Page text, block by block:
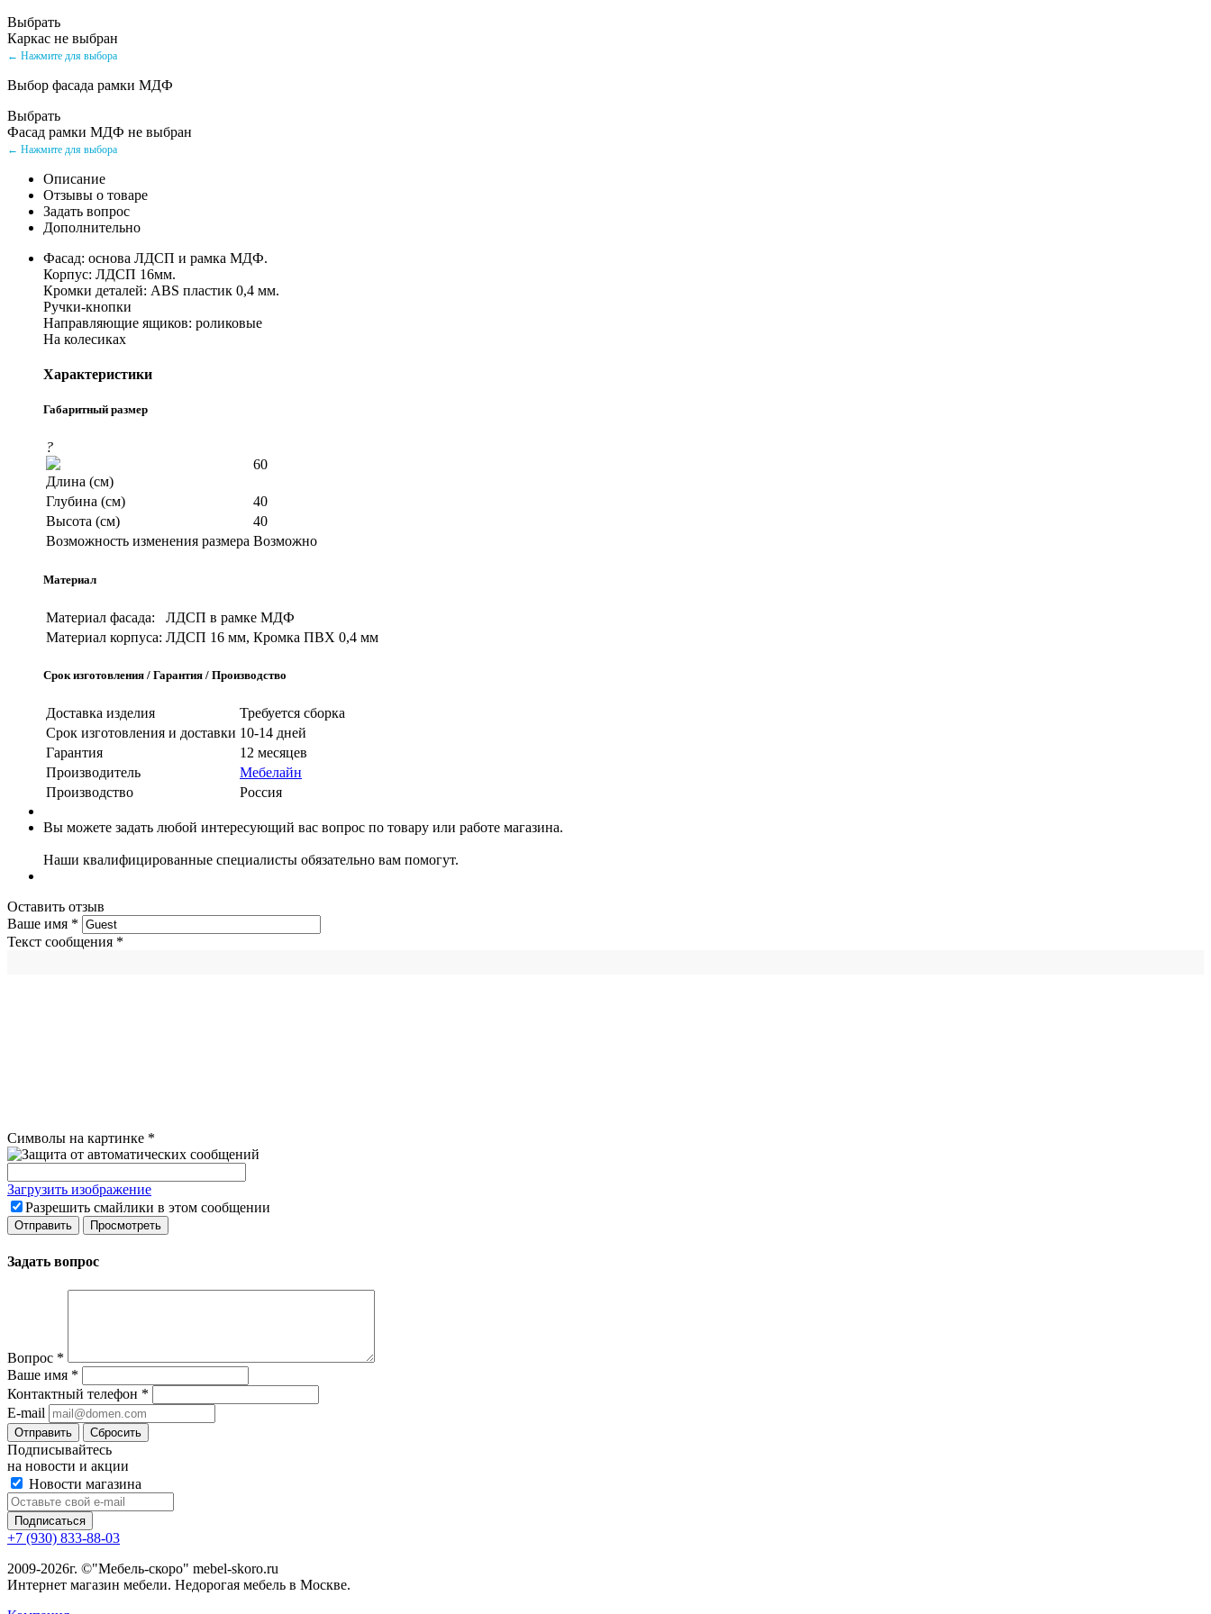
Выбрать
Каркас не выбран
← Нажмите для выбора
Выбор фасада рамки МДФ
Выбрать
Фасад рамки МДФ не выбран
← Нажмите для выбора
Описание
Отзывы о товаре
Задать вопрос
Дополнительно
Фасад: основа ЛДСП и рамка МДФ.
Корпус: ЛДСП 16мм.
Кромки деталей: ABS пластик 0,4 мм.
Ручки-кнопки
Направляющие ящиков: роликовые
На колесиках
Характеристики
Габаритный размер
?
Длина (см)
60
Глубина (см)
40
Высота (см)
40
Возможность изменения размера Возможно
Материал
Материал фасада:
ЛДСП в рамке МДФ
Материал корпуса: ЛДСП 16 мм, Кромка ПВХ 0,4 мм
Срок изготовления / Гарантия / Производство
Доставка изделия
Требуется сборка
Срок изготовления и доставки 10-14 дней
Гарантия
12 месяцев
Производитель
Мебелайн
Производство
Россия
Вы можете задать любой интересующий вас вопрос по товару или работе магазина.
Наши квалифицированные специалисты обязательно вам помогут.
Оставить отзыв
Ваше имя *
Текст сообщения *
Символы на картинке *
Загрузить изображение
Разрешить смайлики в этом сообщении
Задать вопрос
Вопрос *
Ваше имя *
Контактный телефон *
E-mail
Сбросить
Подписывайтесь
на новости и акции
Новости магазина
+7 (930) 833-88-03
2009-2026г. ©"Мебель-скоро" mebel-skoro.ru
Интернет магазин мебели. Недорогая мебель в Москве.